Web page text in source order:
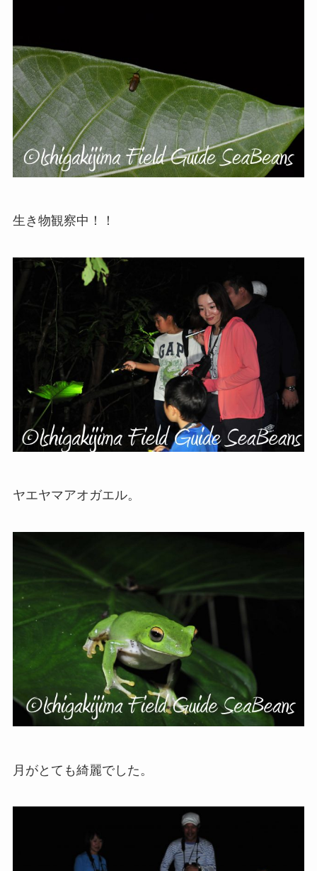
生き物観察中！！
ヤエヤマアオガエル。
月がとても綺麗でした。